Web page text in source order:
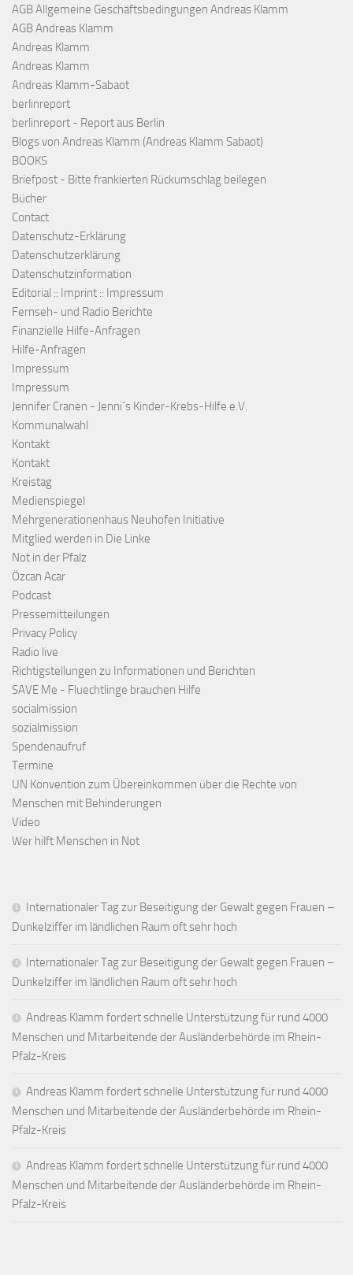
AGB Allgemeine Geschäftsbedingungen Andreas Klamm
AGB Andreas Klamm
Andreas Klamm
Andreas Klamm
Andreas Klamm-Sabaot
berlinreport
berlinreport - Report aus Berlin
Blogs von Andreas Klamm (Andreas Klamm Sabaot)
BOOKS
Briefpost - Bitte frankierten Rückumschlag beilegen
Bücher
Contact
Datenschutz-Erklärung
Datenschutzerklärung
Datenschutzinformation
Editorial :: Imprint :: Impressum
Fernseh- und Radio Berichte
Finanzielle Hilfe-Anfragen
Hilfe-Anfragen
Impressum
Impressum
Jennifer Cranen - Jenni´s Kinder-Krebs-Hilfe e.V.
Kommunalwahl
Kontakt
Kontakt
Kreistag
Medienspiegel
Mehrgenerationenhaus Neuhofen Initiative
Mitglied werden in Die Linke
Not in der Pfalz
Özcan Acar
Podcast
Pressemitteilungen
Privacy Policy
Radio live
Richtigstellungen zu Informationen und Berichten
SAVE Me - Fluechtlinge brauchen Hilfe
socialmission
sozialmission
Spendenaufruf
Termine
UN Konvention zum Übereinkommen über die Rechte von
Menschen mit Behinderungen
Video
Wer hilft Menschen in Not
Internationaler Tag zur Beseitigung der Gewalt gegen Frauen –
Dunkelziffer im ländlichen Raum oft sehr hoch
Internationaler Tag zur Beseitigung der Gewalt gegen Frauen –
Dunkelziffer im ländlichen Raum oft sehr hoch
Andreas Klamm fordert schnelle Unterstützung für rund 4000
Menschen und Mitarbeitende der Ausländerbehörde im Rhein-
Pfalz-Kreis
Andreas Klamm fordert schnelle Unterstützung für rund 4000
Menschen und Mitarbeitende der Ausländerbehörde im Rhein-
Pfalz-Kreis
Andreas Klamm fordert schnelle Unterstützung für rund 4000
Menschen und Mitarbeitende der Ausländerbehörde im Rhein-
Pfalz-Kreis